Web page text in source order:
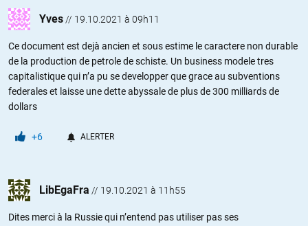
Yves // 19.10.2021 à 09h11
Ce document est dejà ancien et sous estime le caractere non durable
de la production de petrole de schiste. Un business modele tres
capitalistique qui n’a pu se developper que grace au subventions
federales et laisse une dette abyssale de plus de 300 milliards de
dollars
+6 ALERTER
LibEgaFra // 19.10.2021 à 11h55
Dites merci à la Russie qui n’entend pas utiliser pas ses